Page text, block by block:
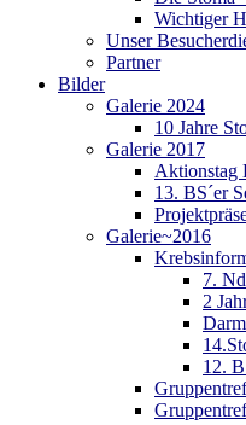
Wichtiger
Unser
Partner
Bilder
Galerie 2024
10 Jahre
Galerie 2017
Aktionstag
13. BS´er
Galerie~2016
7.
2
12.